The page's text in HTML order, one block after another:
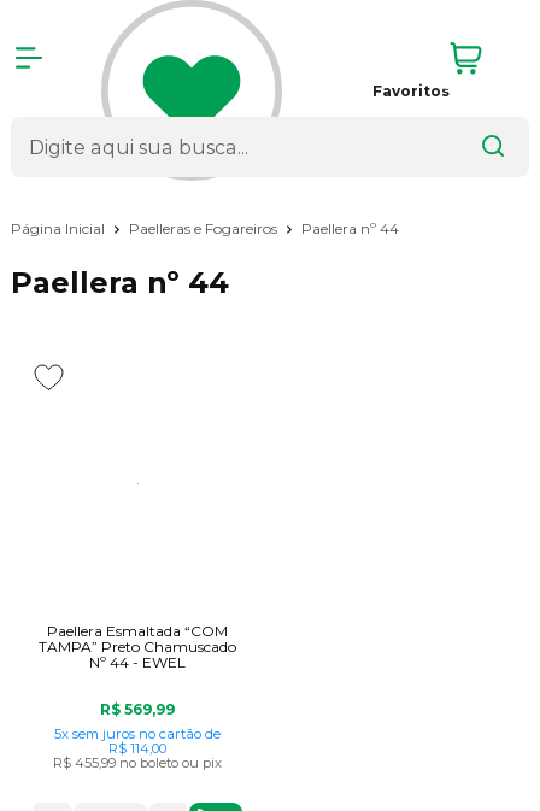
Favoritos
Página Inicial Paelleras e Fogareiros Paellera nº 44
Paellera nº 44
Paellera Esmaltada “COM
TAMPA” Preto Chamuscado
Nº 44 - EWEL
R$ 569,99
5x sem juros no cartão de
R$ 114,00
R$ 455,99 no boleto ou pix